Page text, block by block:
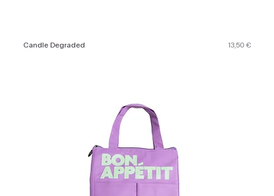
Candle Degraded Preis
13,50 €